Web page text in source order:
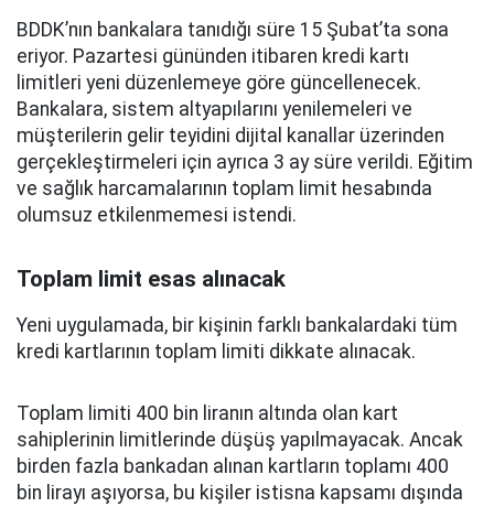
BDDK’nın bankalara tanıdığı süre 15 Şubat’ta sona
eriyor. Pazartesi gününden itibaren kredi kartı
limitleri yeni düzenlemeye göre güncellenecek.
Bankalara, sistem altyapılarını yenilemeleri ve
müşterilerin gelir teyidini dijital kanallar üzerinden
gerçekleştirmeleri için ayrıca 3 ay süre verildi. Eğitim
ve sağlık harcamalarının toplam limit hesabında
olumsuz etkilenmemesi istendi.
Toplam limit esas alınacak
Yeni uygulamada, bir kişinin farklı bankalardaki tüm
kredi kartlarının toplam limiti dikkate alınacak.
Toplam limiti 400 bin liranın altında olan kart
sahiplerinin limitlerinde düşüş yapılmayacak. Ancak
birden fazla bankadan alınan kartların toplamı 400
bin lirayı aşıyorsa, bu kişiler istisna kapsamı dışında